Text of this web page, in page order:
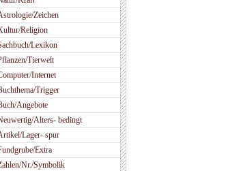
Zeichen
Religion
Lexikon
Tierwelt
Internet
Trigger
Angebote
Alters- bedingt
Lager- spur
Extra
Nr./Symbolik